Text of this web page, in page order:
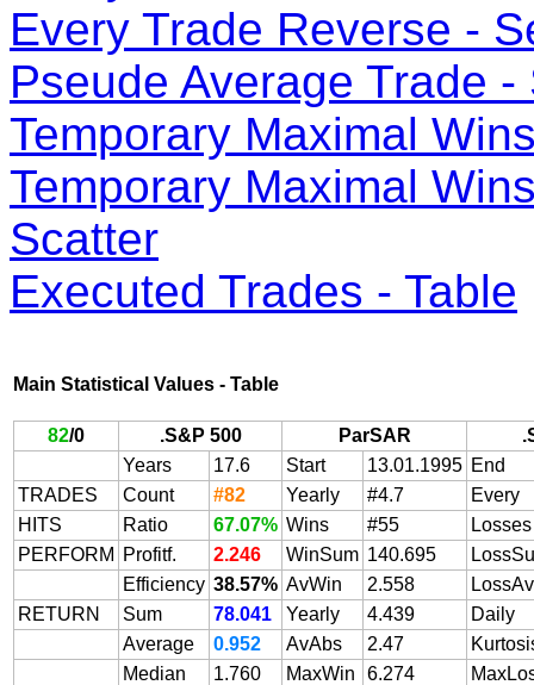
Every Trade Reverse -
Pseude Average Trade -
Temporary Maximal
Temporary Maximal
Scatter
Executed Trades - Table
Main Statistical Values - Table
82/0 .S&P 500 ParSAR
Years
17.6 Start 13.01.1995 End
TRADES
Count #82 Yearly #4.7
Every
HITS
Ratio 67.07% Wins #55
Losses
PERFORM
Profitf. 2.246 WinSum 140.695
Efficiency 38.57% AvWin 2.558
LossAv
RETURN
Sum 78.041 Yearly 4.439
Daily
Average
0.952 AvAbs 2.47
Median
1.760 MaxWin 6.274